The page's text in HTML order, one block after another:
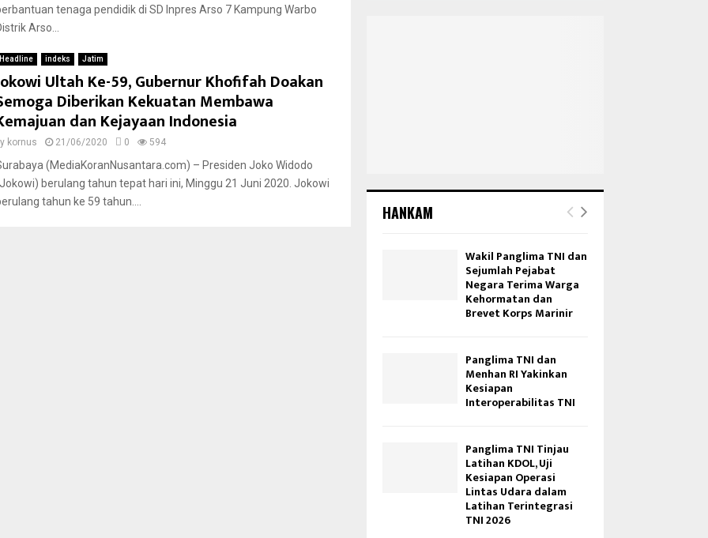
tenaga pendidik di SD Inpres Arso 7 Kampung Warbo
Arso...
Headline indeks Jatim
Ultah Ke-59, Gubernur Khofifah Doakan
Diberikan Kekuatan Membawa
dan Kejayaan Indonesia
kornus 21/06/2020 0 594
(MediaKoranNusantara.com) – Presiden Joko Widodo
berulang tahun tepat hari ini, Minggu 21 Juni 2020. Jokowi
tahun ke 59 tahun....
HANKAM
Wakil Panglima TNI dan
Sejumlah Pejabat
Negara Terima Warga
Kehormatan dan
Brevet Korps Marinir
Panglima TNI dan
Menhan RI Yakinkan
Kesiapan
Interoperabilitas TNI
Panglima TNI Tinjau
Latihan KDOL, Uji
Kesiapan Operasi
Lintas Udara dalam
Latihan Terintegrasi
TNI 2026